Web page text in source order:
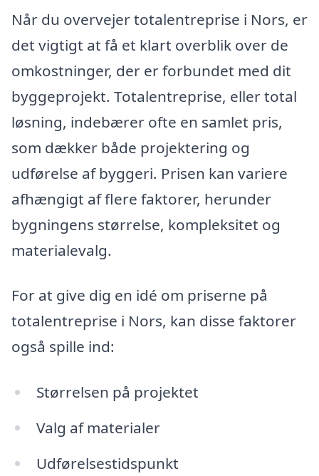
Når du overvejer totalentreprise i Nors, er
det vigtigt at få et klart overblik over de
omkostninger, der er forbundet med dit
byggeprojekt. Totalentreprise, eller total
løsning, indebærer ofte en samlet pris,
som dækker både projektering og
udførelse af byggeri. Prisen kan variere
afhængigt af flere faktorer, herunder
bygningens størrelse, kompleksitet og
materialevalg.
For at give dig en idé om priserne på
totalentreprise i Nors, kan disse faktorer
også spille ind:
Størrelsen på projektet
Valg af materialer
Udførelsestidspunkt